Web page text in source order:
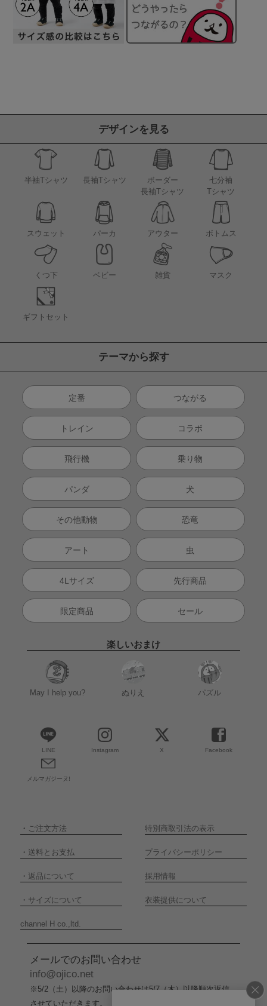
デザインを見る
半袖Tシャツ 長袖Tシャツ
ボーダー
長袖Tシャツ
七分袖
Tシャツ
スウェット パーカ アウター ボトムス
くつ下 ベビー 雑貨 マスク
ギフトセット
テーマから探す
定番 つながる
トレイン コラボ
飛行機 乗り物
パンダ 犬
その他動物 恐竜
アート 虫
4Lサイズ 先行商品
限定商品 セール
楽しいおまけ
May I help you? ぬりえ パズル
LINE Instagram X Facebook
メルマガジーヌ!
・ ご注文方法 特別商取引法の表示
・ 送料とお支払 プライバシーポリシー
・ 返品について 採用情報
・ サイズについて 衣装提供について
channel H co.,ltd.
メールでのお問い合わせ
info@ojico.net
※5/2（土）以降のお問い合わせは5/7（木）以降順次返信
させていただきます。